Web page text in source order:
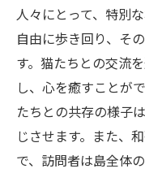
人々にとって、特別
自由に歩き回り、そ
す。猫たちとの交流
し、心を癒すことが
たちとの共存の様子
じさせます。また、
で、訪問者は島全体